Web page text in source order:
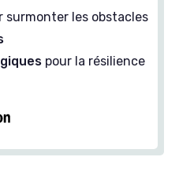
surmonter les obstacles
pour la résilience